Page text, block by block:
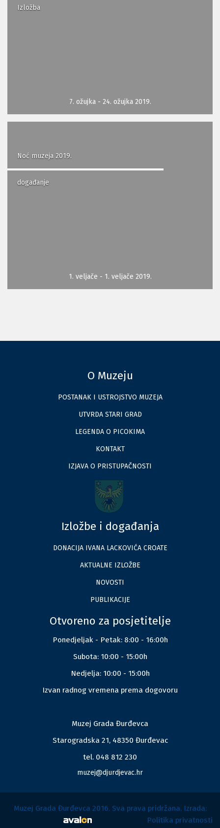
Izložba
7. ožujka - 24. ožujka 2019.
Noć muzeja 2019.
događanje
1. veljače - 1. veljače 2019.
O Muzeju
POSTANAK I USTROJSTVO MUZEJA
UTVRDA STARI GRAD
LEGENDA O PICOKIMA
KONTAKT
IZJAVA O PRISTUPAČNOSTI
Izložbe i događanja
DONACIJA IVANA LACKOVIĆA CROATE
AKTUALNE IZLOŽBE
NOVOSTI
PUBLIKACIJE
Otvoreno za posjetitelje
Ponedjeljak - Petak: 8:00 - 16:00h
Subota: 10:00 - 15:00h
Nedjelja: 10:00 - 15:00h
Izvan radnog vremena prema dogovoru
Muzej Grada Đurđevca
Starogradska 21, 48350 Đurđevac
tel. 048 812 230
muzej@djurdjevac.hr
Muzej Grada Đurđevca 2016. Sva prava pridržana. Izrada:
Politika privatnosti